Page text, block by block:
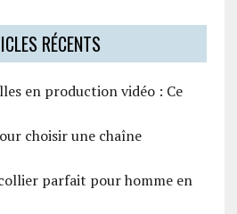
RÉCENTS
en production vidéo : Ce
choisir une chaîne
parfait pour homme en